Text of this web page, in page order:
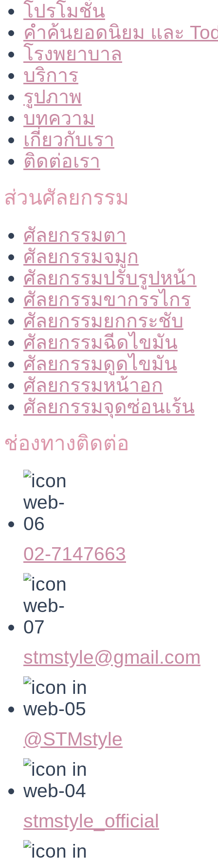
โปรโมชั่น
คำค้นยอดนิยม และ
โรงพยาบาล
บริการ
รูปภาพ
บทความ
เกี่ยวกับเรา
ติดต่อเรา
ส่วนศัลยกรรม
ศัลยกรรมตา
ศัลยกรรมจมูก
ศัลยกรรมปรับรูปหน้า
ศัลยกรรมขากรรไกร
ศัลยกรรมยกกระชับ
ศัลยกรรมฉีดไขมัน
ศัลยกรรมดูดไขมัน
ศัลยกรรมหน้าอก
ศัลยกรรมจุดซ่อนเร้น
ช่องทางติดต่อ
02-7147663
stmstyle@gmail.com
@STMstyle
stmstyle_official